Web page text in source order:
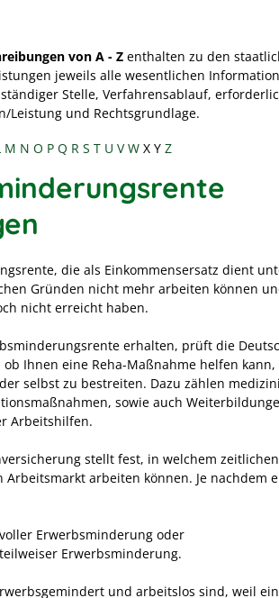
von A - Z enthalten zu den
jeweils alle wesentlichen
Stelle, Verfahrensablauf,
Leistung und Rechtsgrundlage.
M N O P Q R S T U V W X Y Z
die als Einkommensersatz dient
Gründen nicht mehr arbeiten können
nicht erreicht haben.
erhalten, prüft die
Ihnen eine Reha-Maßnahme helfen kann,
selbst zu bestreiten. Dazu zählen
sowie auch
Arbeitshilfen.
stellt fest, in welchem
Arbeitsmarkt arbeiten können. Je nachdem
Erwerbsminderung oder
Erwerbsminderung.
und arbeitslos sind, weil ein